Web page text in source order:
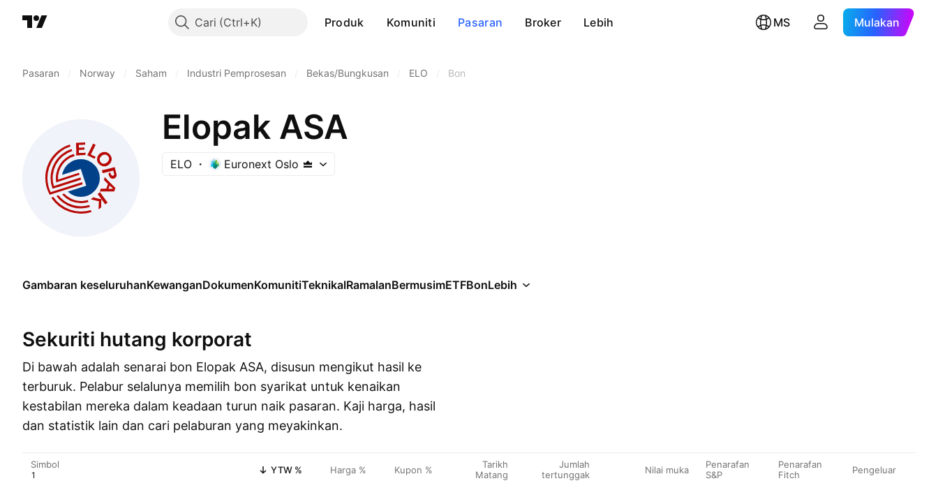
Cari Produk Komuniti Pasaran Broker Lebih MS Mulakan
Pasaran Norway Saham Industri Pemprosesan Bekas/Bungkusan ELO Bon
Elopak ASA
ELO Euronext Oslo
Gambaran keseluruhanKewanganDokumenKomunitiTeknikalRamalanBermusimETFBonLebih
Sekuriti hutang korporat
Di bawah adalah senarai bon Elopak ASA, disusun mengikut hasil ke
terburuk. Pelabur selalunya memilih bon syarikat untuk kenaikan
kestabilan mereka dalam keadaan turun naik pasaran. Kaji harga, hasil
dan statistik lain dan cari pelaburan yang meyakinkan.
Simbol YTW % Harga % Kupon %
Tarikh
Matang
Jumlah
tertunggak
Nilai muka
Penarafan
S&P
Penarafan
Fitch
Pengeluar